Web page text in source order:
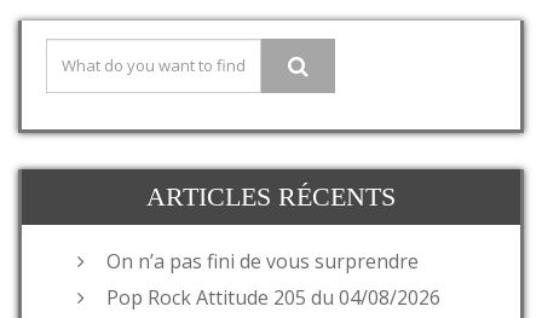
ARTICLES RÉCENTS
On n’a pas fini de vous surprendre
Pop Rock Attitude 205 du 04/08/2026